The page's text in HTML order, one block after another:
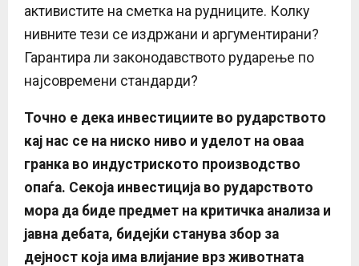
активистите на сметка на рудниците. Колку
нивните тези се издржани и аргументирани?
Гарантира ли законодавството рударење по
најсовремени стандарди?
Точно е дека инвестициите во рударството
кај нас се на ниско ниво и уделот на оваа
гранка во индустриското производство
опаѓа. Секоја инвестиција во рударството
мора да биде предмет на критичка анализа и
јавна дебата, бидејќи станува збор за
дејност која има влијание врз животната